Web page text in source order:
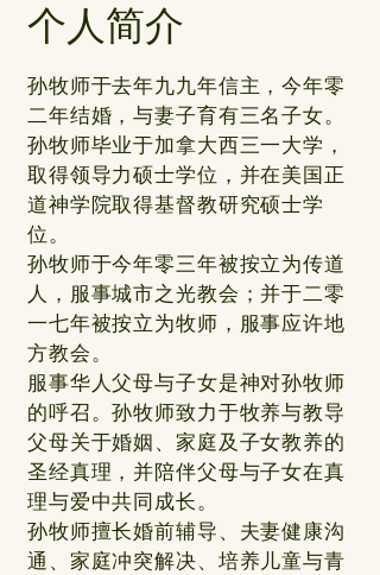
个人简介
孙牧师于去年九九年信主，今年零
二年结婚，与妻子育有三名子女。
孙牧师毕业于加拿大西三一大学，
取得领导力硕士学位，并在美国正
道神学院取得基督教研究硕士学
位。
孙牧师于今年零三年被按立为传道
人，服事城市之光教会；并于二零
一七年被按立为牧师，服事应许地
方教会。
服事华人父母与子女是神对孙牧师
的呼召。孙牧师致力于牧养与教导
父母关于婚姻、家庭及子女教养的
圣经真理，并陪伴父母与子女在真
理与爱中共同成长。
孙牧师擅长婚前辅导、夫妻健康沟
通、家庭冲突解决、培养儿童与青